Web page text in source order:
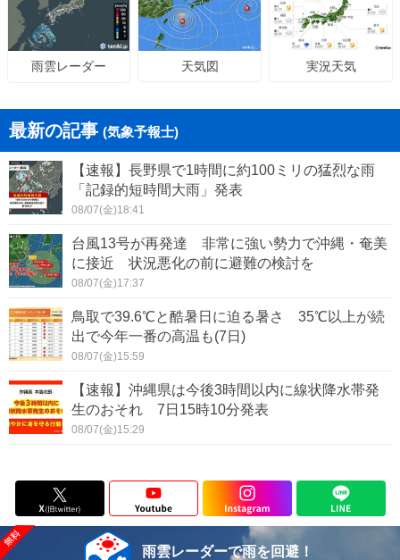
雨雲レーダー 天気図 実況天気
最新の記事 (気象予報士)
【速報】長野県で1時間に約100ミリの猛烈な雨
「記録的短時間大雨」発表
08/07(金)18:41
台風13号が再発達 非常に強い勢力で沖縄・奄美
に接近 状況悪化の前に避難の検討を
08/07(金)17:37
鳥取で39.6℃と酷暑日に迫る暑さ 35℃以上が続
出で今年一番の高温も(7日)
08/07(金)15:59
【速報】沖縄県は今後3時間以内に線状降水帯発
生のおそれ 7日15時10分発表
08/07(金)15:29
雨雲レーダーで雨を回避！